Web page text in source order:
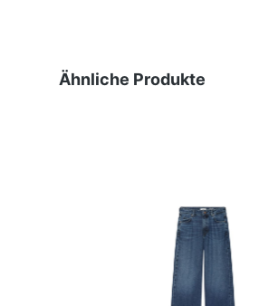
Produktgalerie überspringen
Ähnliche Produkte